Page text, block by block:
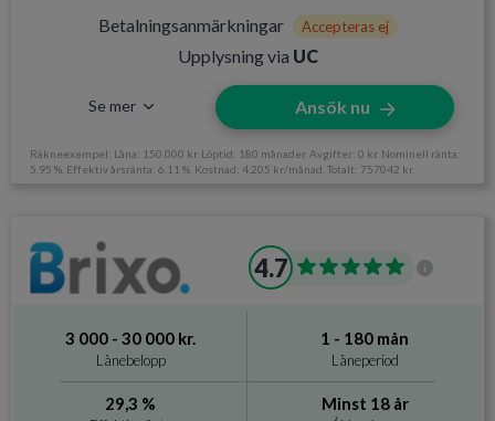
Det här är en högkostnadskredit
betalningsanmärkning. För stöd, vänd dig till budget- och
skuldrådgivningen i din kommun. Kontaktuppgifter finns på
Betalningsanmärkningar Accepteras ej
Upplysning via UC
Se mer Ansök nu
Räkneexempel: Låna: 150.000 kr. Löptid: 180 månader. Avgifter: 0 kr. Nominell ränta:
5.95 %. Effektiv årsränta: 6.11 %. Kostnad: 4.205 kr/månad. Totalt: 757042 kr.
Utan UC Nej
Direktutbetalning
Krav och avgifter
4.7
3 000 - 30 000 kr.
Lånebelopp
1 - 180 mån
Låneperiod
29,3 % Minst 18 år